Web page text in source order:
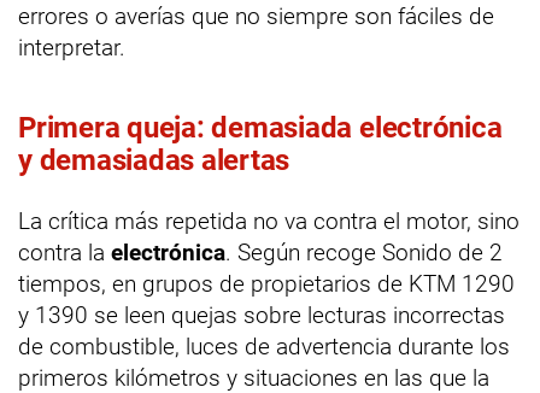
errores o averías que no siempre son fáciles de
interpretar.
Primera queja: demasiada electrónica
y demasiadas alertas
La crítica más repetida no va contra el motor, sino
contra la electrónica. Según recoge Sonido de 2
tiempos, en grupos de propietarios de KTM 1290
y 1390 se leen quejas sobre lecturas incorrectas
de combustible, luces de advertencia durante los
primeros kilómetros y situaciones en las que la